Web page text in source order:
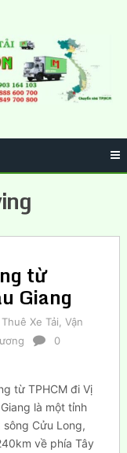
từ
Giang
Xe Tải Vận
0
từ TPHCM đi Vị
là một tỉnh
Cửu Long,
về phía Tây